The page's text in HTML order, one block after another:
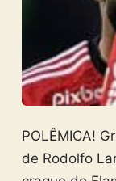
POLÊMICA!
de Rodolfo